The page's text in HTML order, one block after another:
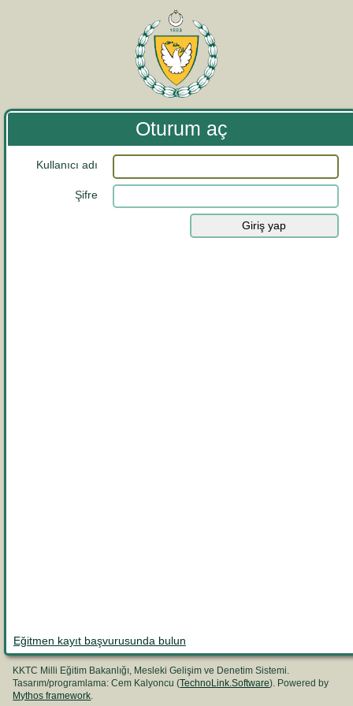
Oturum aç
Kullanıcı adı
Şifre
Eğitmen kayıt başvurusunda bulun
KKTC Milli Eğitim Bakanlığı, Mesleki Gelişim ve Denetim Sistemi.
Tasarım/programlama: Cem Kalyoncu (TechnoLink.Software). Powered by
Mythos framework.